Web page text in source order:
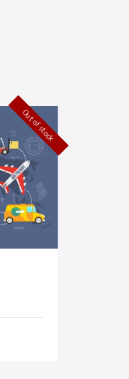
Out of stock